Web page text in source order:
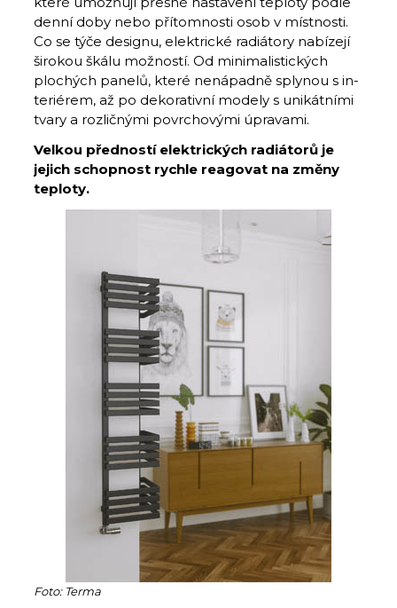
denní doby nebo přítomnosti osob v místnosti.
Co se týče designu, elektrické radiátory nabízejí
širokou škálu možností. Od minimalistických
plochých panelů, které nenápadně splynou s in­
teriérem, až po dekorativní modely s unikátními
tvary a rozličnými povrchovými úpravami.
Velkou předností elektrických radiátorů je
jejich schopnost rychle reagovat na změny
teploty.
Foto: Terma